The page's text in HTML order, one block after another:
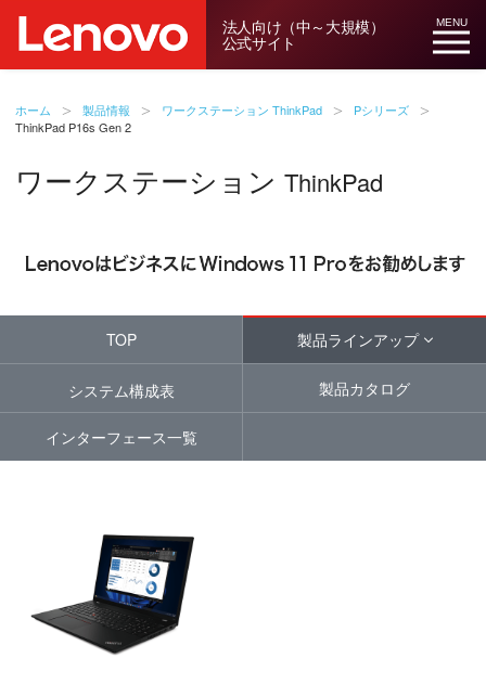
法人向け（中～大規模）
公式サイト
MENU
ホーム 製品情報 ワークステーション ThinkPad
Pシリーズ
ThinkPad P16s Gen 2
ワークステーション ThinkPad
TOP 製品ラインアップ
システム構成表 製品カタログ
インターフェース一覧